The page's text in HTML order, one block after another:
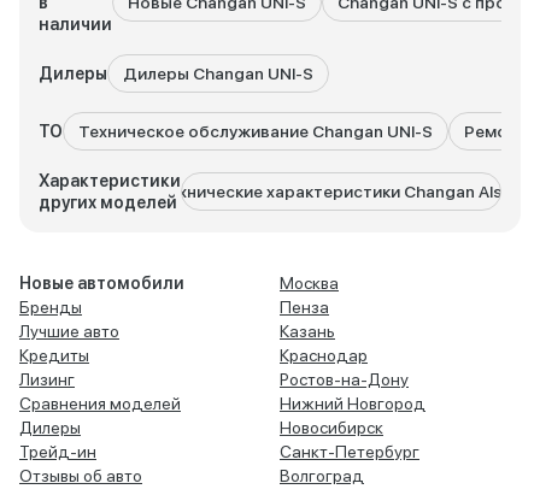
наличии
Дилеры Дилеры Changan UNI-S
ТО Техническое обслуживание Changan UNI-S Ремонт
Характеристики
других моделей
Технические характеристики Changan Alsvin
Новые автомобили
Бренды
Лучшие авто
Кредиты
Лизинг
Сравнения моделей
Дилеры
Трейд-ин
Отзывы об авто
Москва
Пенза
Казань
Краснодар
Ростов-на-Дону
Нижний Новгород
Новосибирск
Санкт-Петербург
Волгоград